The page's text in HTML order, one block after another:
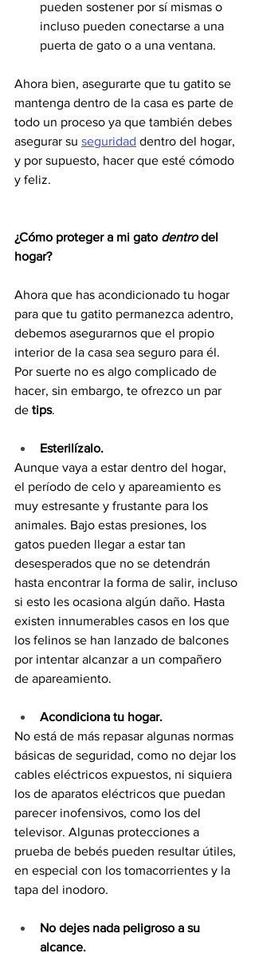
pueden sostener por sí mismas o
incluso pueden conectarse a una
puerta de gato o a una ventana.
Ahora bien, asegurarte que tu gatito se
mantenga dentro de la casa es parte de
todo un proceso ya que también debes
asegurar su seguridad dentro del hogar,
y por supuesto, hacer que esté cómodo
y feliz.
¿Cómo proteger a mi gato dentro del
hogar?
Ahora que has acondicionado tu hogar
para que tu gatito permanezca adentro,
debemos asegurarnos que el propio
interior de la casa sea seguro para él.
Por suerte no es algo complicado de
hacer, sin embargo, te ofrezco un par
de tips.
Esterilízalo.
Aunque vaya a estar dentro del hogar,
el período de celo y apareamiento es
muy estresante y frustante para los
animales. Bajo estas presiones, los
gatos pueden llegar a estar tan
desesperados que no se detendrán
hasta encontrar la forma de salir, incluso
si esto les ocasiona algún daño. Hasta
existen innumerables casos en los que
los felinos se han lanzado de balcones
por intentar alcanzar a un compañero
de apareamiento.
Acondiciona tu hogar.
No está de más repasar algunas normas
básicas de seguridad, como no dejar los
cables eléctricos expuestos, ni siquiera
los de aparatos eléctricos que puedan
parecer inofensivos, como los del
televisor. Algunas protecciones a
prueba de bebés pueden resultar útiles,
en especial con los tomacorrientes y la
tapa del inodoro.
No dejes nada peligroso a su
alcance.